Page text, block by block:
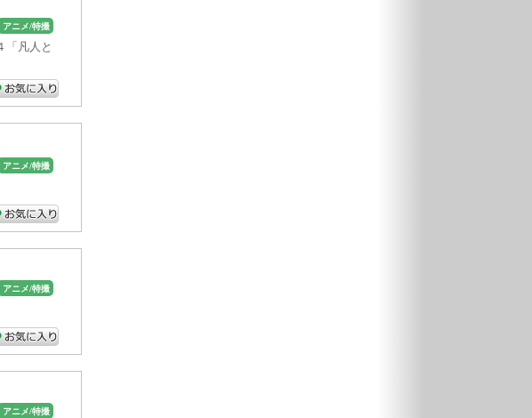
アニメ/特撮
「凡人と
アニメ/特撮
アニメ/特撮
アニメ/特撮